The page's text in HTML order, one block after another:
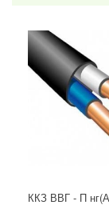
ККЗ ВВГ - П